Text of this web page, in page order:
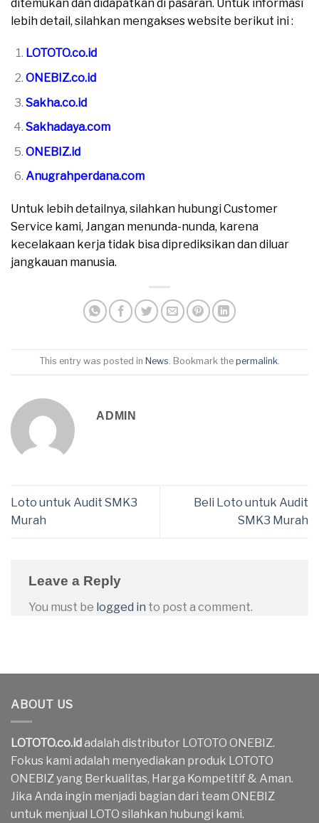
ditemukan dan didapatkan di pasaran. Untuk informasi
lebih detail, silahkan mengakses website berikut ini :
LOTOTO.co.id
ONEBIZ.co.id
Sakha.co.id
Sakhadaya.com
ONEBIZ.id
Anugrahperdana.com
Untuk lebih detailnya, silahkan hubungi Customer
Service kami, Jangan menunda-nunda, karena
kecelakaan kerja tidak bisa diprediksikan dan diluar
jangkauan manusia.
This entry was posted in News. Bookmark the permalink.
ADMIN
Loto untuk Audit SMK3
Murah
Beli Loto untuk Audit
SMK3 Murah
Leave a Reply
You must be logged in to post a comment.
ABOUT US
LOTOTO.co.id adalah distributor LOTOTO ONEBIZ.
Fokus kami adalah menyediakan produk LOTOTO
ONEBIZ yang Berkualitas, Harga Kompetitif & Aman.
Jika Anda ingin menjadi bagian dari team ONEBIZ
untuk menjual LOTO silahkan hubungi kami.